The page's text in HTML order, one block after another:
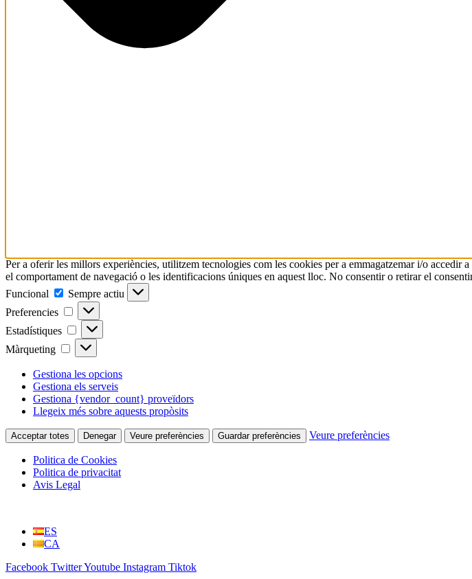
Per a oferir les millors experiències, utilitzem tecnologies com les cookies per a emmagatzemar i/o
el comportament de navegació o les identificacions úniques en aquest lloc. No consentir o retirar el
Funcional
Funcional
Sempre actiu
Preferencies
Preferencies
Estadístiques Estadístiques
Màrqueting Màrqueting
Gestiona les opcions
Gestiona els serveis
Gestiona {vendor_count} proveïdors
Llegeix més sobre aquests propòsits
Acceptar totes Denegar Veure preferències Guardar preferències Veure preferències
Politica de Cookies
Politica de privacitat
Avis Legal
contingutES
CA
Facebook TwitterYoutube Instagram Tiktok